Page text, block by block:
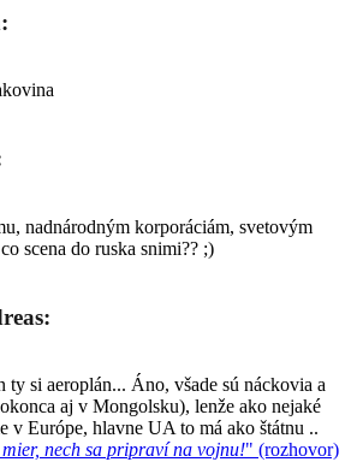
nadnárodným korporáciám, svetovým
scena do ruska snimi?? ;)
ty si aeroplán... Áno, všade sú náckovia a
aj v Mongolsku), lenže ako nejaké
v Európe, hlavne UA to má ako štátnu ..
nech sa pripraví na vojnu!" (rozhovor)